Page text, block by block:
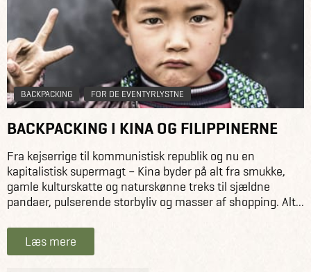
BACKPACKING FOR DE EVENTYRLYSTNE
BACKPACKING I KINA OG FILIPPINERNE
Fra kejserrige til kommunistisk republik og nu en
kapitalistisk supermagt – Kina byder på alt fra smukke,
gamle kulturskatte og naturskønne treks til sjældne
pandaer, pulserende storbyliv og masser af shopping. Alt...
Læs mere